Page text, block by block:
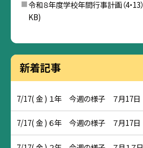
令和８年度学校年間行事計画（4・13）
KB)
新着記事
7/17( 金 ) １年 今週の様子 ７月17日
7/17( 金 ) ６年 今週の様子 ７月17日